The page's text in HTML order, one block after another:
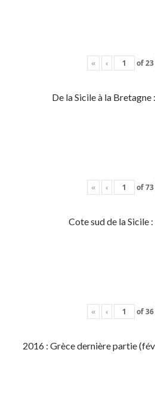
« ‹ of23
De la Sicile à la
« ‹ of73
Cote sud de la Sicile
« ‹ of36
2016 : Grèce dernière partie